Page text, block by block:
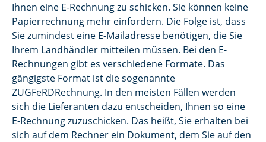
Ihnen eine E-Rechnung zu schicken. Sie können keine
Papierrechnung mehr einfordern. Die Folge ist, dass
Sie zumindest eine E-Mailadresse benötigen, die Sie
Ihrem Landhändler mitteilen müssen. Bei den E-
Rechnungen gibt es verschiedene Formate. Das
gängigste Format ist die sogenannte
ZUGFeRDRechnung. In den meisten Fällen werden
sich die Lieferanten dazu entscheiden, Ihnen so eine
E-Rechnung zuzuschicken. Das heißt, Sie erhalten bei
sich auf dem Rechner ein Dokument, dem Sie auf den